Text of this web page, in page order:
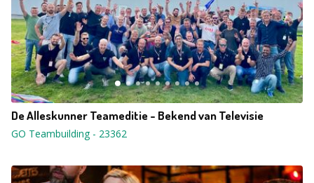
De Alleskunner Teameditie - Bekend van Televisie
GO Teambuilding- 23362